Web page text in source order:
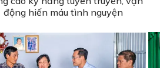
động hiến máu tình nguyện